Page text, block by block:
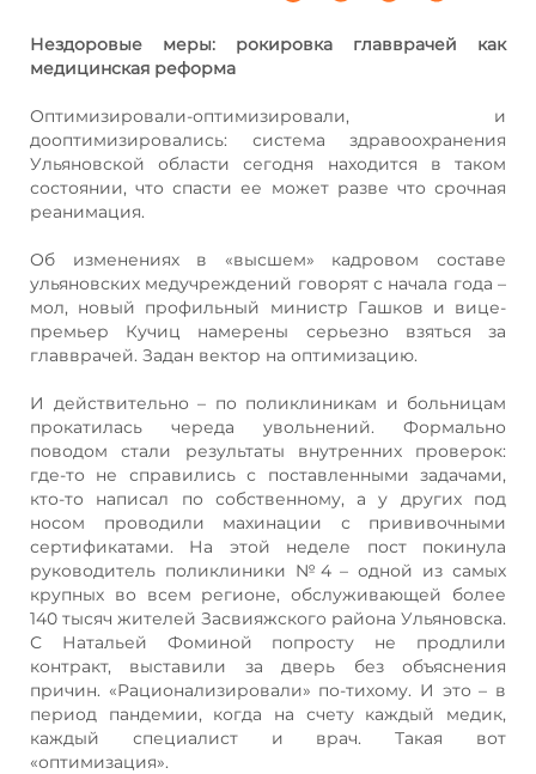
Нездоровые меры: рокировка главврачей как
медицинская реформа
Оптимизировали-оптимизировали, и
дооптимизировались: система здравоохранения
Ульяновской области сегодня находится в таком
состоянии, что спасти ее может разве что срочная
реанимация.
Об изменениях в «высшем» кадровом составе
ульяновских медучреждений говорят с начала года –
мол, новый профильный министр Гашков и вице-
премьер Кучиц намерены серьезно взяться за
главврачей. Задан вектор на оптимизацию.
И действительно – по поликлиникам и больницам
прокатилась череда увольнений. Формально
поводом стали результаты внутренних проверок:
где-то не справились с поставленными задачами,
кто-то написал по собственному, а у других под
носом проводили махинации с прививочными
сертификатами. На этой неделе пост покинула
руководитель поликлиники №4 – одной из самых
крупных во всем регионе, обслуживающей более
140 тысяч жителей Засвияжского района Ульяновска.
С Натальей Фоминой попросту не продлили
контракт, выставили за дверь без объяснения
причин. «Рационализировали» по-тихому. И это – в
период пандемии, когда на счету каждый медик,
каждый специалист и врач. Такая вот
«оптимизация».